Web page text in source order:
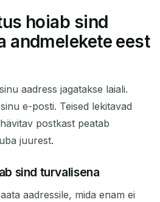
hoiab sind
andmelekete eest
aadress jagatakse laiali.
e-posti. Teised lekitavad
postkast peatab
juurest.
sind turvalisena
aadressile, mida enam ei